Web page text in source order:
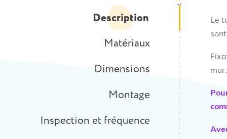
Description
Matériaux
Dimensions
Montage
Inspection et fréquence
Le
mur.